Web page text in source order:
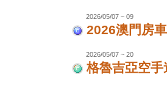
2026/05/07 ~ 09
2026澳門房
2026/05/07 ~ 20
格魯吉亞空